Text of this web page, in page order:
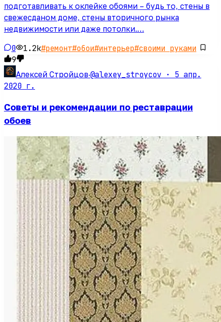
подготавливать к оклейке обоями – будь то, стены в
свежесданом доме, стены вторичного рынка
недвижимости или даже потолки.…
0 1.2k#ремонт#обои#интерьер#своими руками
9
Алексей Стройцов·@alexey_stroycov · 5 апр.
2020 г.
Советы и рекомендации по реставрации
обоев